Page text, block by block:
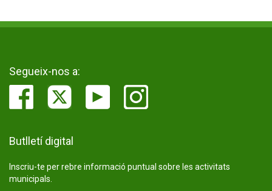
Segueix-nos a:
Butlletí digital
Inscriu-te per rebre informació puntual sobre les activitats
municipals.